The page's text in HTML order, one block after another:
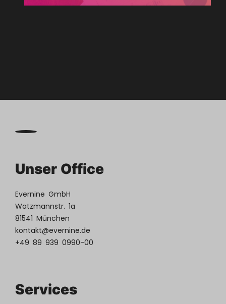
Unser Office
Evernine GmbH
Watzmannstr. 1a
81541 München
kontakt@evernine.de
+49 89 939 0990-00
Services